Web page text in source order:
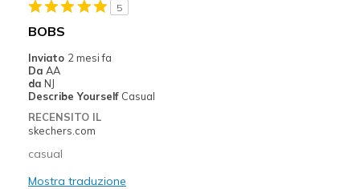
Casual Wear
Width
Sizing
View On Shoes
Shoes are for Wearing
5
BOBS
Inviato 2 mesi fa
Da AA
da NJ
Describe Yourself Casual
RECENSITO IL
skechers.com
casual
Mostra traduzione